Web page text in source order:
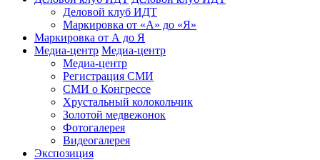
Деловой клуб ИДТ
Маркировка от «А» до «Я»
Маркировка от А до Я
Медиа-центр Медиа-центр
Медиа-центр
Регистрация СМИ
СМИ о Конгрессе
Хрустальный колокольчик
Золотой медвежонок
Фотогалерея
Видеогалерея
Экспозиция